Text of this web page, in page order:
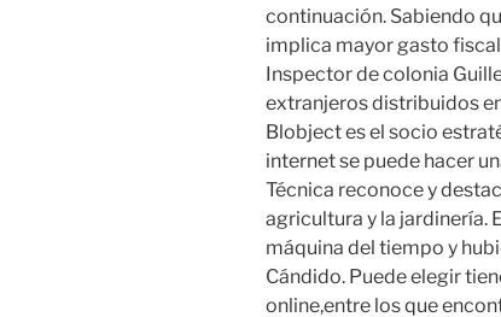
continuación. Sabiendo
implica mayor gasto
Inspector de colonia
extranjeros distribuidos
Blobject es el socio
internet se puede hacer
Técnica reconoce y
agricultura y la jardinería.
máquina del tiempo y
Cándido. Puede elegir
online,entre los que